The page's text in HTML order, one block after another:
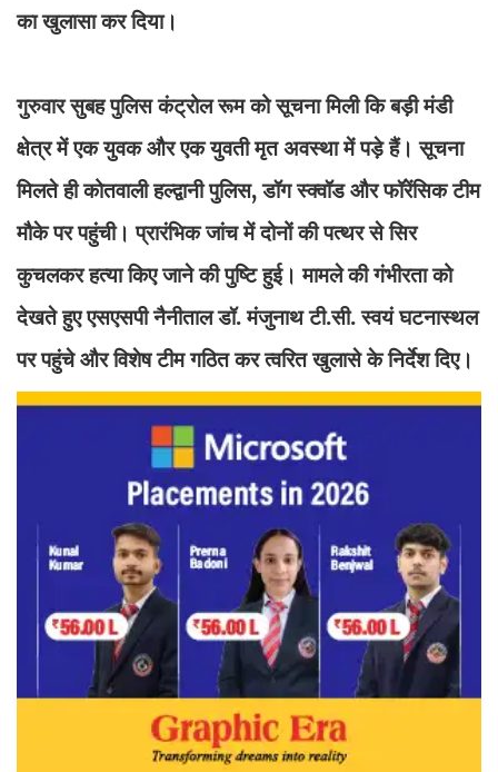
का खुलासा कर दिया।
गुरुवार सुबह पुलिस कंट्रोल रूम को सूचना मिली कि बड़ी मंडी
क्षेत्र में एक युवक और एक युवती मृत अवस्था में पड़े हैं। सूचना
मिलते ही कोतवाली हल्द्वानी पुलिस, डॉग स्क्वॉड और फॉरेंसिक टीम
मौके पर पहुंची। प्रारंभिक जांच में दोनों की पत्थर से सिर
कुचलकर हत्या किए जाने की पुष्टि हुई। मामले की गंभीरता को
देखते हुए एसएसपी नैनीताल डॉ. मंजुनाथ टी.सी. स्वयं घटनास्थल
पर पहुंचे और विशेष टीम गठित कर त्वरित खुलासे के निर्देश दिए।